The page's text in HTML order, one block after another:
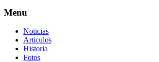
Menu
Noticias
Articulos
Historia
Fotos